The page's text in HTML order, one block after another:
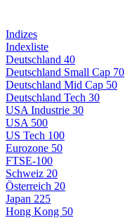
Indizes
Indexliste
Deutschland 40
Deutschland Small Cap 70
Deutschland Mid Cap 50
Deutschland Tech 30
USA Industrie 30
USA 500
US Tech 100
Eurozone 50
FTSE-100
Schweiz 20
Österreich 20
Japan 225
Hong Kong 50